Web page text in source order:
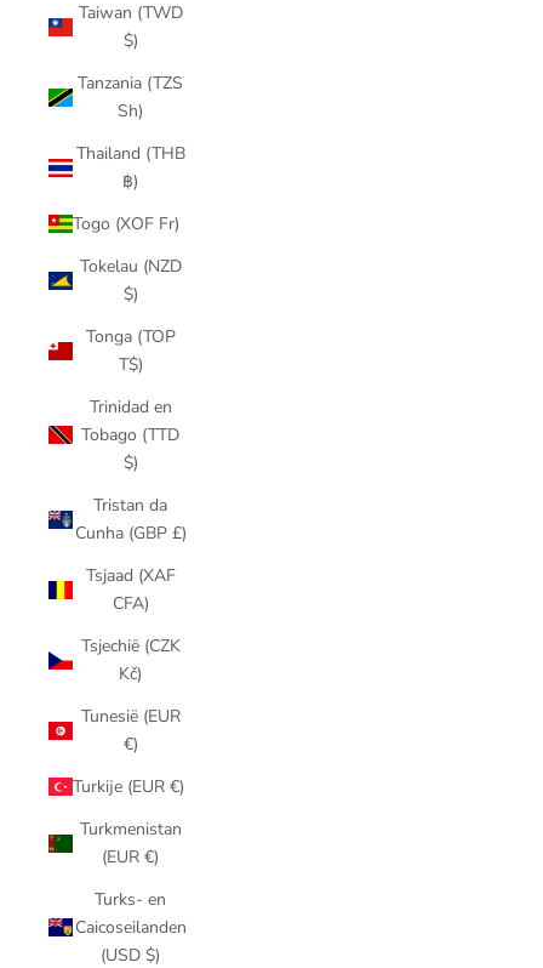
Taiwan (TWD
$)
Tanzania (TZS
Sh)
Thailand (THB
฿)
Togo (XOF Fr)
Tokelau (NZD
$)
Tonga (TOP
T$)
Trinidad en
Tobago (TTD
$)
Tristan da
Cunha (GBP £)
Tsjaad (XAF
CFA)
Tsjechië (CZK
Kč)
Tunesië (EUR
€)
Turkije (EUR €)
Turkmenistan
(EUR €)
Turks- en
Caicoseilanden
(USD $)